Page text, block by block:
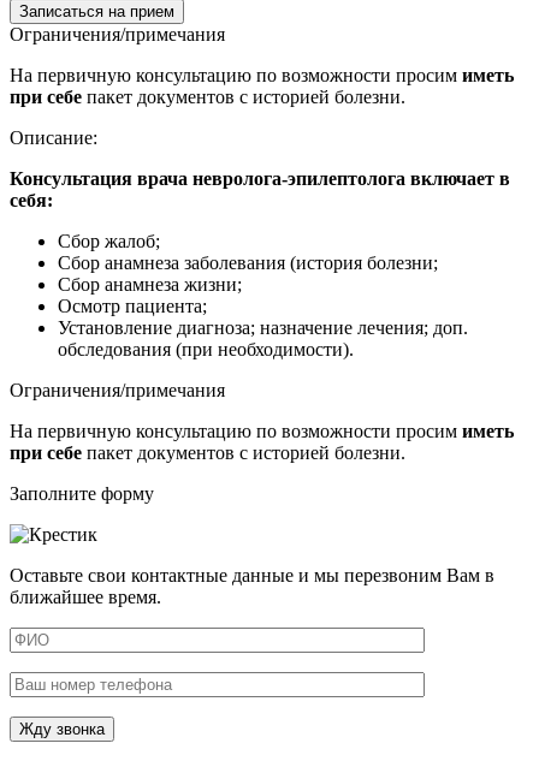
Записаться на прием
Ограничения/примечания
На первичную консультацию по возможности просим иметь
при себе пакет документов с историей болезни.
Описание:
Консультация врача невролога-эпилептолога включает в
себя:
Сбор жалоб;
Сбор анамнеза заболевания (история болезни;
Сбор анамнеза жизни;
Осмотр пациента;
Установление диагноза; назначение лечения; доп.
обследования (при необходимости).
Ограничения/примечания
На первичную консультацию по возможности просим иметь
при себе пакет документов с историей болезни.
Заполните форму
Оставьте свои контактные данные и мы перезвоним Вам в
ближайшее время.